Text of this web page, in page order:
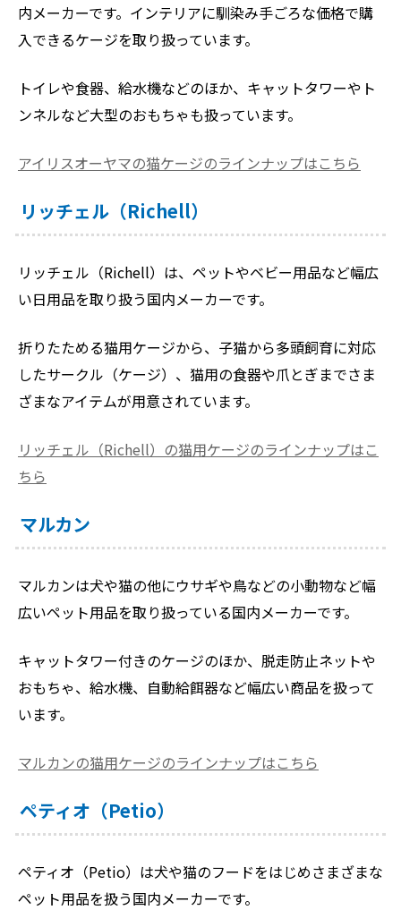
内メーカーです。インテリアに馴染み手ごろな価格で購
入できるケージを取り扱っています。
トイレや食器、給水機などのほか、キャットタワーやト
ンネルなど大型のおもちゃも扱っています。
アイリスオーヤマの猫ケージのラインナップはこちら
リッチェル（Richell）
リッチェル（Richell）は、ペットやベビー用品など幅広
い日用品を取り扱う国内メーカーです。
折りたためる猫用ケージから、子猫から多頭飼育に対応
したサークル（ケージ）、猫用の食器や爪とぎまでさま
ざまなアイテムが用意されています。
リッチェル（Richell）の猫用ケージのラインナップはこ
ちら
マルカン
マルカンは犬や猫の他にウサギや鳥などの小動物など幅
広いペット用品を取り扱っている国内メーカーです。
キャットタワー付きのケージのほか、脱走防止ネットや
おもちゃ、給水機、自動給餌器など幅広い商品を扱って
います。
マルカンの猫用ケージのラインナップはこちら
ペティオ（Petio）
ペティオ（Petio）は犬や猫のフードをはじめさまざまな
ペット用品を扱う国内メーカーです。